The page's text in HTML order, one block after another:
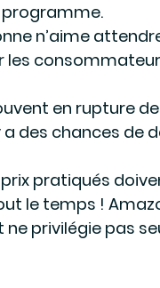
n’aime
les
en rupture
des chances de
prix pratiqués
le temps !
privilégie pas